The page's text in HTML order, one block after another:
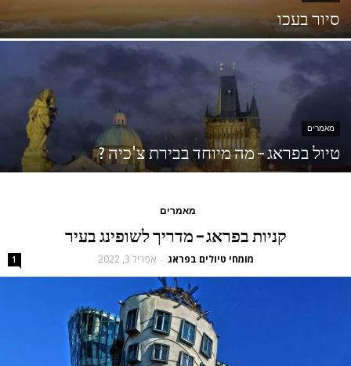
סיור בעכו
מאמרים
טיול בפראג – מה מיוחד בבירת צ'כיה ?
מאמרים
קניות בפראג – מדריך לשופינג בעיר
מומחי טיולים בפראג - אפריל 3, 2022 1